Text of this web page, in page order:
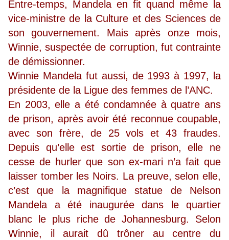
Entre-temps, Mandela en fit quand même la
vice-ministre de la Culture et des Sciences de
son gouvernement. Mais après onze mois,
Winnie, suspectée de corruption, fut contrainte
de démissionner.
Winnie Mandela fut aussi, de 1993 à 1997, la
présidente de la Ligue des femmes de l’ANC.
En 2003, elle a été condamnée à quatre ans
de prison, après avoir été reconnue coupable,
avec son frère, de 25 vols et 43 fraudes.
Depuis qu’elle est sortie de prison, elle ne
cesse de hurler que son ex-mari n’a fait que
laisser tomber les Noirs. La preuve, selon elle,
c’est que la magnifique statue de Nelson
Mandela a été inaugurée dans le quartier
blanc le plus riche de Johannesburg. Selon
Winnie, il aurait dû trôner au centre du